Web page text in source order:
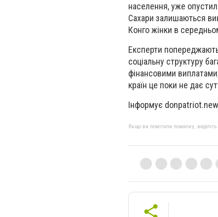
населення, уже
Сахари залишаються
Конго жінки в
Експерти
соціальну структуру
фінансовими
країн це поки не дає
Інформує
Якщо ви помітили помилку, виділіть